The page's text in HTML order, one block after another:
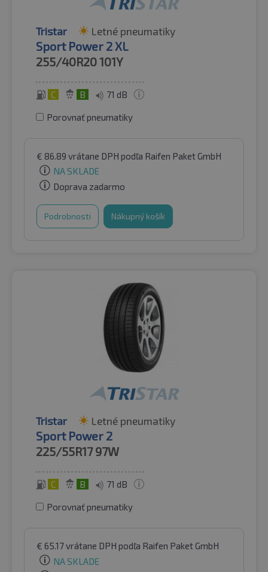
Tristar Letné pneumatiky
Sport Power 2 XL
255/40R20101Y
C B 71 dB
Porovnať pneumatiky
€ 86.89 vrátane DPH podľa Raifen Paket GmbH
NA SKLADE
Doprava zadarmo
Podrobnosti Nákupný košík
Tristar Letné pneumatiky
Sport Power 2
225/55R17 97W
C B 71 dB
Porovnať pneumatiky
€ 65.17vrátane DPH podľa Raifen Paket GmbH
NA SKLADE